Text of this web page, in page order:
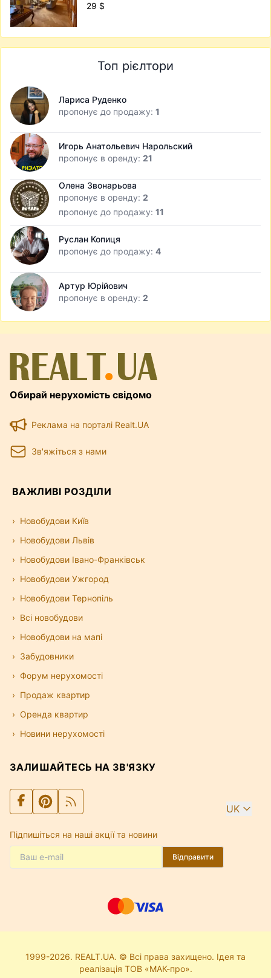
29 $
Топ рієлтори
Лариса Руденко
пропонує до продажу: 1
Игорь Анатольевич Нарольский
пропонує в оренду: 21
Олена Звонарьова
пропонує в оренду: 2
пропонує до продажу: 11
Руслан Копиця
пропонує до продажу: 4
Артур Юрійович
пропонує в оренду: 2
Обирай нерухомість свідомо
Реклама на порталі Realt.UA
Зв'яжіться з нами
ВАЖЛИВІ РОЗДІЛИ
Новобудови Київ
Новобудови Львів
Новобудови Івано-Франківськ
Новобудови Ужгород
Новобудови Тернопіль
Всі новобудови
Новобудови на мапі
Забудовники
Форум нерухомості
Продаж квартир
Оренда квартир
Новини нерухомості
ЗАЛИШАЙТЕСЬ НА ЗВ'ЯЗКУ
UK
Підпишіться на наші акції та новини
Відправити
1999-2026. REALT.UA. © Всі права захищено. Ідея та
реалізація ТОВ «МАК-про».